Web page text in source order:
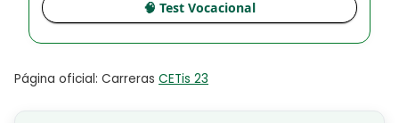
🧠 Test Vocacional
Página oficial: Carreras CETis 23